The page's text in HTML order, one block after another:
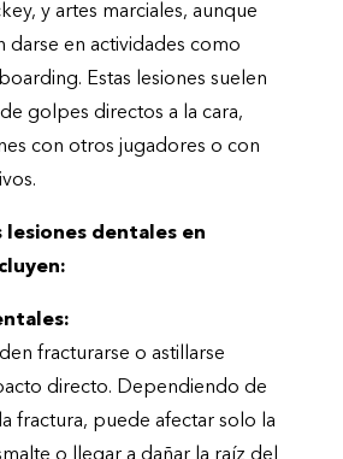
y artes marciales, aunque
darse en actividades como
Estas lesiones suelen
golpes directos a la cara,
con otros jugadores o con
lesiones dentales en
fracturarse o astillarse
directo. Dependiendo de
fractura, puede afectar solo la